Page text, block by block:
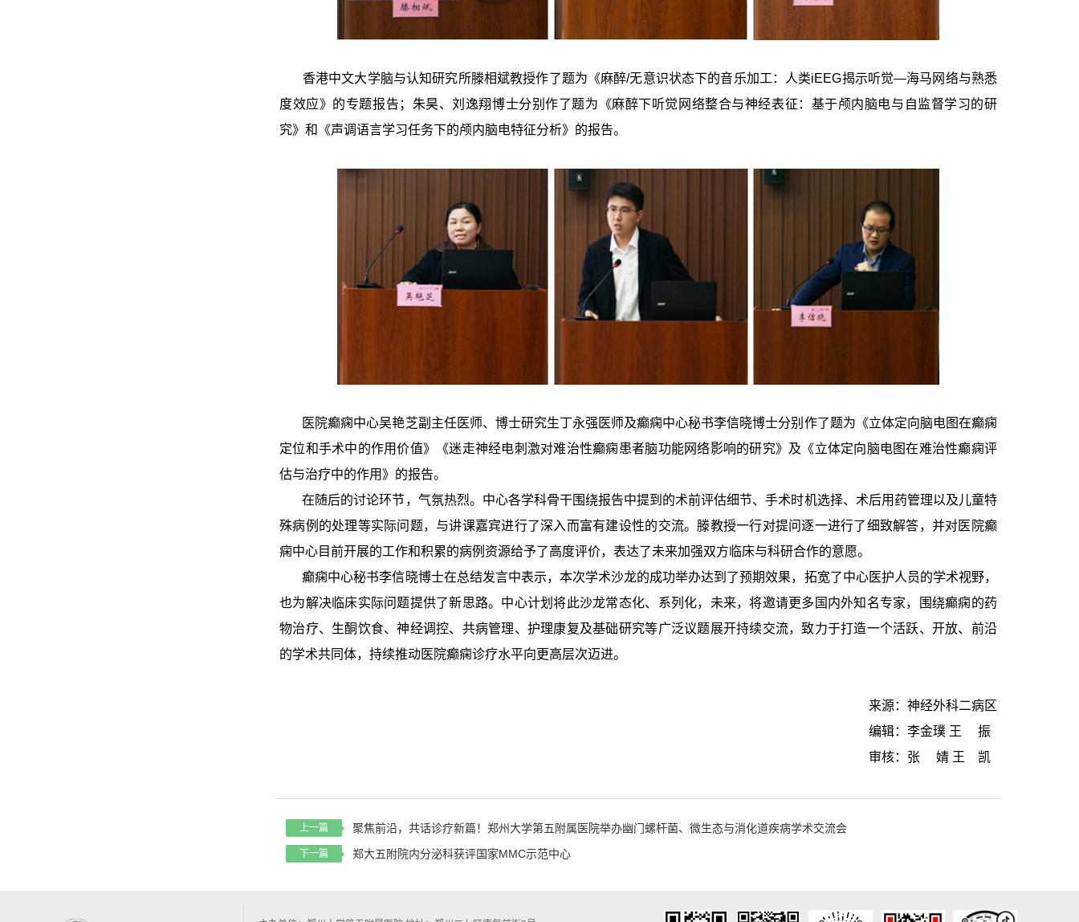
香港中文大学脑与认知研究所滕相斌教授作了题为《麻醉/无意识状态下的音乐加工：人类iEEG揭示听觉—海马网络与熟悉
度效应》的专题报告；朱昊、刘逸翔博士分别作了题为《麻醉下听觉网络整合与神经表征：基于颅内脑电与自监督学习的研
究》和《声调语言学习任务下的颅内脑电特征分析》的报告。
医院癫痫中心吴艳芝副主任医师、博士研究生丁永强医师及癫痫中心秘书李信晓博士分别作了题为《立体定向脑电图在癫痫
定位和手术中的作用价值》《迷走神经电刺激对难治性癫痫患者脑功能网络影响的研究》及《立体定向脑电图在难治性癫痫评
估与治疗中的作用》的报告。
在随后的讨论环节，气氛热烈。中心各学科骨干围绕报告中提到的术前评估细节、手术时机选择、术后用药管理以及儿童特
殊病例的处理等实际问题，与讲课嘉宾进行了深入而富有建设性的交流。滕教授一行对提问逐一进行了细致解答，并对医院癫
痫中心目前开展的工作和积累的病例资源给予了高度评价，表达了未来加强双方临床与科研合作的意愿。
癫痫中心秘书李信晓博士在总结发言中表示，本次学术沙龙的成功举办达到了预期效果，拓宽了中心医护人员的学术视野，
也为解决临床实际问题提供了新思路。中心计划将此沙龙常态化、系列化，未来，将邀请更多国内外知名专家，围绕癫痫的药
物治疗、生酮饮食、神经调控、共病管理、护理康复及基础研究等广泛议题展开持续交流，致力于打造一个活跃、开放、前沿
的学术共同体，持续推动医院癫痫诊疗水平向更高层次迈进。
来源：神经外科二病区
编辑：李金璞 王 振
审核：张 婧 王 凯
上一篇 聚焦前沿，共话诊疗新篇！郑州大学第五附属医院举办幽门螺杆菌、微生态与消化道疾病学术交流会
下一篇 郑大五附院内分泌科获评国家MMC示范中心